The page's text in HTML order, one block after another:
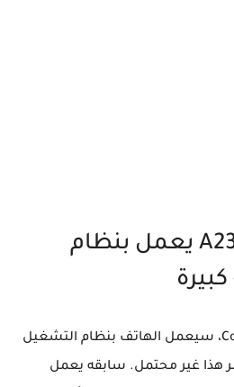
هاتف جلاكسي A23 يعمل بنظام
وبحسب موقع Collegdunia، سيعمل الهاتف بنظام التشغيل
أعتبر هذا غير محتمل. سابقه يعمل